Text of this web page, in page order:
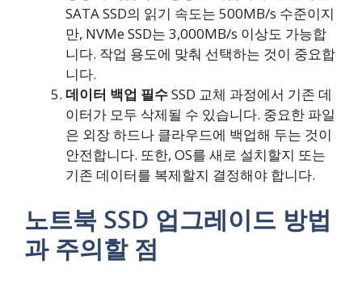
SATA SSD의 읽기 속도는 500MB/s 수준이지
만, NVMe SSD는 3,000MB/s 이상도 가능합
니다. 작업 용도에 맞춰 선택하는 것이 중요합
니다.
데이터 백업 필수SSD 교체 과정에서 기존 데
이터가 모두 삭제될 수 있습니다. 중요한 파일
은 외장 하드나 클라우드에 백업해 두는 것이
안전합니다. 또한, OS를 새로 설치할지 또는
기존 데이터를 복제할지 결정해야 합니다.
노트북 SSD 업그레이드 방법
과 주의할 점